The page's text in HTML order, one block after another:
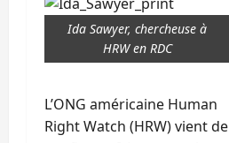
Ida Sawyer, chercheuse à
HRW en RDC
L’ONG américaine Human
Right Watch (HRW) vient de